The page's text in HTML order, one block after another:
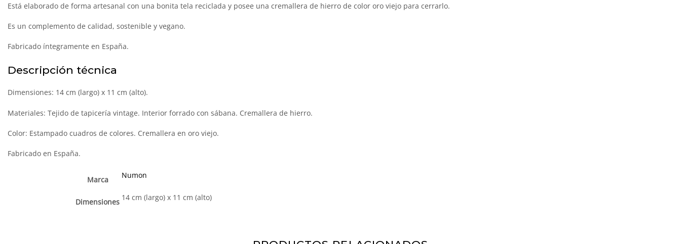
Está elaborado de forma artesanal con una bonita tela reciclada y posee una cremallera de hierro de color oro viejo para cerrarlo.
Es un complemento de calidad, sostenible y vegano.
Fabricado íntegramente en España.
Descripción técnica
Dimensiones: 14 cm (largo) x 11 cm (alto).
Materiales: Tejido de tapicería vintage. Interior forrado con sábana. Cremallera de hierro.
Color: Estampado cuadros de colores. Cremallera en oro viejo.
Fabricado en España.
Marca Numon
Dimensiones 14 cm (largo) x 11 cm (alto)